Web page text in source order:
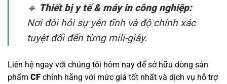
🔹 Thiết bị y tế & máy in công nghiệp:
Nơi đòi hỏi sự yên tĩnh và độ chính xác
tuyệt đối đến từng mili-giây.
Liên hệ ngay với chúng tôi hôm nay để sở hữu dòng sản
phẩm CF chính hãng với mức giá tốt nhất và dịch vụ hỗ trợ